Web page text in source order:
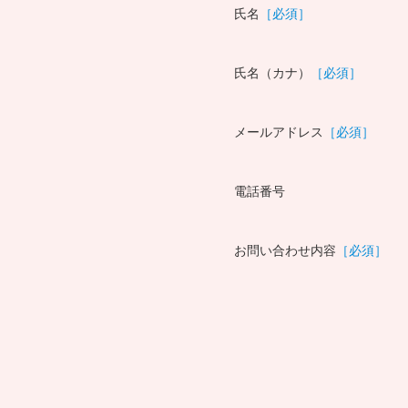
氏名 ［必須］
氏名（カナ） ［必須］
メールアドレス ［必須］
電話番号
お問い合わせ内容 ［必須］